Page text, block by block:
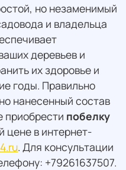
но незаменимый
и владельца
деревьев и
их здоровье и
годы. Правильно
нанесенный состав
приобрести побелку
цене в интернет-
. Для консультации
+79261637507.